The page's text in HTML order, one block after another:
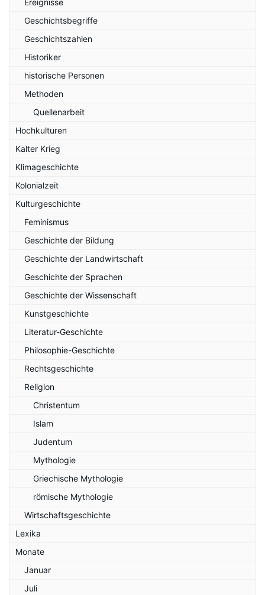
Ereignisse
Geschichtsbegriffe
Geschichtszahlen
Historiker
historische Personen
Methoden
Quellenarbeit
Hochkulturen
Kalter Krieg
Klimageschichte
Kolonialzeit
Kulturgeschichte
Feminismus
Geschichte der Bildung
Geschichte der Landwirtschaft
Geschichte der Sprachen
Geschichte der Wissenschaft
Kunstgeschichte
Literatur-Geschichte
Philosophie-Geschichte
Rechtsgeschichte
Religion
Christentum
Islam
Judentum
Mythologie
Griechische Mythologie
römische Mythologie
Wirtschaftsgeschichte
Lexika
Monate
Januar
Juli